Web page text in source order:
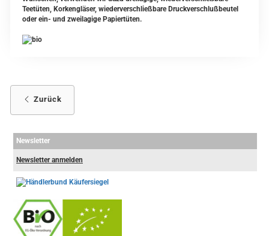
Teetüten, Korkengläser, wiederverschließbare Druckverschlußbeutel
oder ein- und zweilagige Papiertüten.
Zurück
Newsletter
Newsletter anmelden